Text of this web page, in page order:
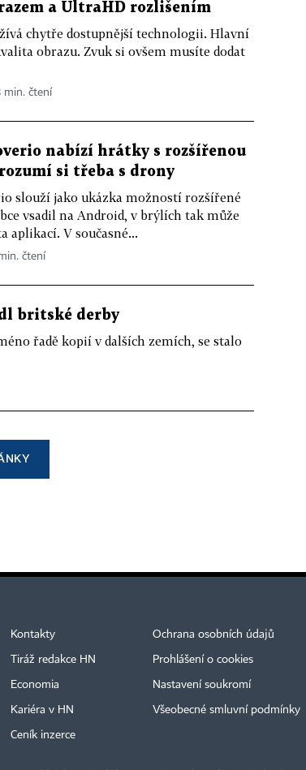
a UltraHD rozlišením
chytře dostupnější technologii. Hlavní
obrazu. Zvuk si ovšem musíte dodat
min. čtení
nabízí hrátky s rozšířenou
si třeba s drony
slouží jako ukázka možností rozšířené
vsadil na Android, v brýlích tak může
aplikací. V současné...
čtení
britské derby
řadě kopií v dalších zemích, se stalo
Kontakty
Tiráž redakce HN
Economia
Kariéra v HN
Ceník inzerce
Ochrana osobních údajů
Prohlášení o cookies
Nastavení soukromí
Všeobecné smluvní podmínky